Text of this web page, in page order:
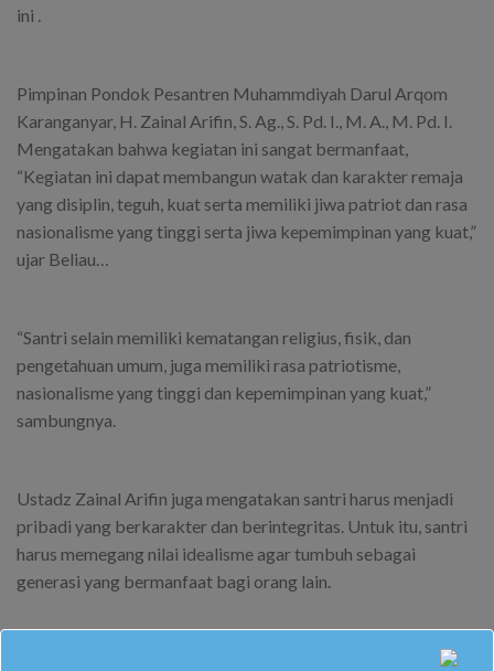
ini .
Pimpinan Pondok Pesantren Muhammdiyah Darul Arqom
Karanganyar, H. Zainal Arifin, S. Ag., S. Pd. I., M. A., M. Pd. I.
Mengatakan bahwa kegiatan ini sangat bermanfaat,
“Kegiatan ini dapat membangun watak dan karakter remaja
yang disiplin, teguh, kuat serta memiliki jiwa patriot dan rasa
nasionalisme yang tinggi serta jiwa kepemimpinan yang kuat,”
ujar Beliau…
“Santri selain memiliki kematangan religius, fisik, dan
pengetahuan umum, juga memiliki rasa patriotisme,
nasionalisme yang tinggi dan kepemimpinan yang kuat,”
sambungnya.
Ustadz Zainal Arifin juga mengatakan santri harus menjadi
pribadi yang berkarakter dan berintegritas. Untuk itu, santri
harus memegang nilai idealisme agar tumbuh sebagai
generasi yang bermanfaat bagi orang lain.